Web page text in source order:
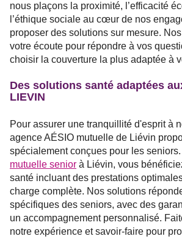
nous plaçons la proximité, l’efficacité
l’éthique sociale au cœur de nos
proposer des solutions sur mesure.
votre écoute pour répondre à vos
choisir la couverture la plus adaptée à
Des solutions santé adaptées
LIEVIN
Pour assurer une tranquillité d'esprit à
agence AÉSIO mutuelle de Liévin
spécialement conçues pour les
mutuelle senior à Liévin, vous
santé incluant des prestations
charge complète. Nos solutions
spécifiques des seniors, avec des
un accompagnement personnalisé.
notre expérience et savoir-faire pour